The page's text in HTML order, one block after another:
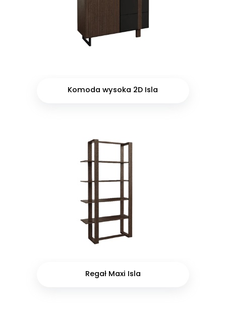
Komoda wysoka 2D Isla
Regał Maxi Isla